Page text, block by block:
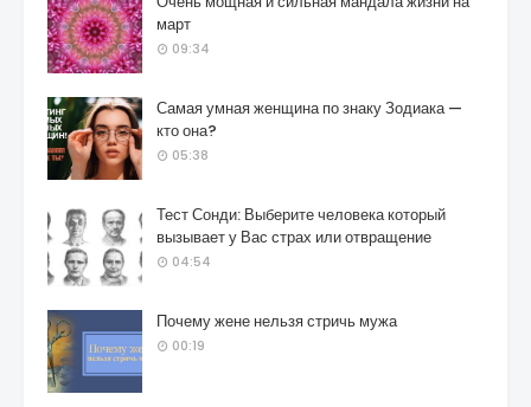
март
09:34
Самая умная женщина по знаку Зодиака —
кто она?
05:38
Тест Сонди: Выберите человека который
вызывает у Вас страх или отвращение
04:54
Почему жене нельзя стричь мужа
00:19